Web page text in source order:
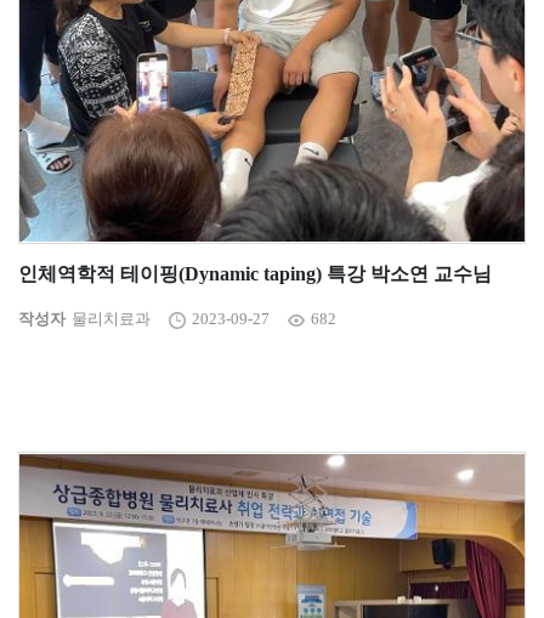
인체역학적 테이핑(Dynamic taping) 특강 박소연 교수님
작성자 물리치료과 2023-09-27 682